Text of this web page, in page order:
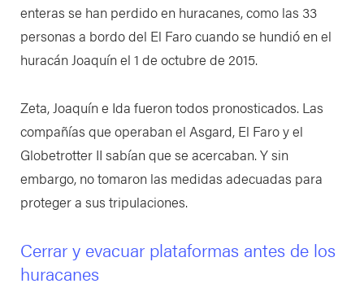
enteras se han perdido en huracanes, como las 33
personas a bordo del El Faro cuando se hundió en el
huracán Joaquín el 1 de octubre de 2015.
Zeta, Joaquín e Ida fueron todos pronosticados. Las
compañías que operaban el Asgard, El Faro y el
Globetrotter II sabían que se acercaban. Y sin
embargo, no tomaron las medidas adecuadas para
proteger a sus tripulaciones.
Cerrar y evacuar plataformas antes de los
huracanes